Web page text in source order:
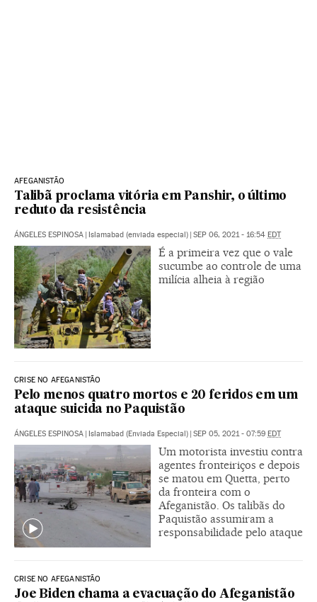
AFEGANISTÃO
Talibã proclama vitória em Panshir, o último
reduto da resistência
ÁNGELES ESPINOSA Islamabad (enviada especial) SEP 06, 2021 - 16:54 EDT
É a primeira vez que o vale
sucumbe ao controle de uma
milícia alheia à região
CRISE NO AFEGANISTÃO
Pelo menos quatro mortos e 20 feridos em um
ataque suicida no Paquistão
ÁNGELES ESPINOSA Islamabad (Enviada Especial) SEP 05, 2021 - 07:59 EDT
Um motorista investiu contra
agentes fronteiriços e depois
se matou em Quetta, perto
da fronteira com o
Afeganistão. Os talibãs do
Paquistão assumiram a
responsabilidade pelo ataque
CRISE NO AFEGANISTÃO
Joe Biden chama a evacuação do Afeganistão